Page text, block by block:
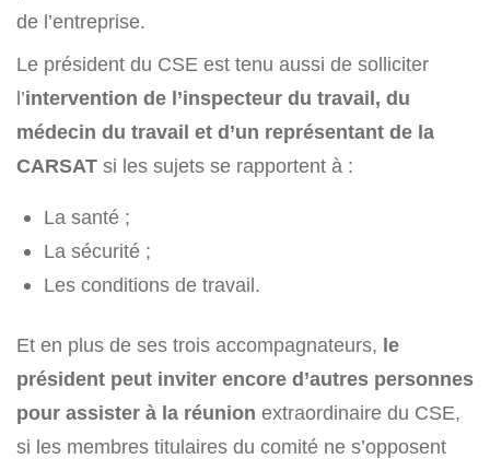
de l’entreprise.
Le président du CSE est tenu aussi de solliciter
l’intervention de l’inspecteur du travail, du
médecin du travail et d’un représentant de la
CARSAT si les sujets se rapportent à :
La santé ;
La sécurité ;
Les conditions de travail.
Et en plus de ses trois accompagnateurs, le
président peut inviter encore d’autres personnes
pour assister à la réunion extraordinaire du CSE,
si les membres titulaires du comité ne s’opposent